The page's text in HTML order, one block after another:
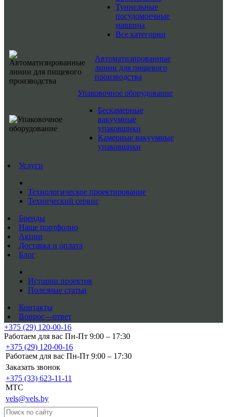
Туннельные
посудомоечные
машины
Все категории
Автоматизированные
линии для пищевого
производства
Упаковочное оборудование
Бескамерные
вакуумные
упаковщики
Камерные вакуумные
упаковщики
Услуги
Технологическое проектирование
Технический сервис
Бренды
Наше портфолио
Акции
Доставка и оплата
Блог
Истории проектов
Полезные статьи
Контакты
Вопрос—ответ
+375 (29) 120-00-16
Работаем для вас Пн-Пт 9:00 – 17:30
+375 (29) 120-00-16
Работаем для вас Пн-Пт 9:00 – 17:30
Заказать звонок
+375 (33) 623-11-11
MTC
vels@vels.by